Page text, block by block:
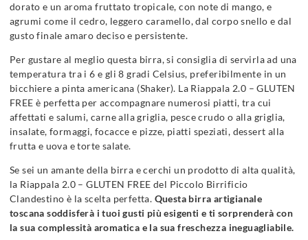
dorato e un aroma fruttato tropicale, con note di mango, e
agrumi come il cedro, leggero caramello, dal corpo snello e dal
gusto finale amaro deciso e persistente.
Per gustare al meglio questa birra, si consiglia di servirla ad una
temperatura tra i 6 e gli 8 gradi Celsius, preferibilmente in un
bicchiere a pinta americana (Shaker). La Riappala 2.0 – GLUTEN
FREE è perfetta per accompagnare numerosi piatti, tra cui
affettati e salumi, carne alla griglia, pesce crudo o alla griglia,
insalate, formaggi, focacce e pizze, piatti speziati, dessert alla
frutta e uova e torte salate.
Se sei un amante della birra e cerchi un prodotto di alta qualità,
la Riappala 2.0 – GLUTEN FREE del Piccolo Birrificio
Clandestino è la scelta perfetta. Questa birra artigianale
toscana soddisferà i tuoi gusti più esigenti e ti sorprenderà con
la sua complessità aromatica e la sua freschezza ineguagliabile.